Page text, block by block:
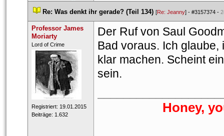
Re: Was denkt ihr gerade? (Teil 134) [Re: Jeanny] - #3157374 -
Professor James
Moriarty
​Lord of Crime
Registriert: 19.01.2015
Beiträge: 1.632
Der Ruf von Saul
Bad voraus. Ich glaube,
klar machen. Scheint
ein.
Honey,